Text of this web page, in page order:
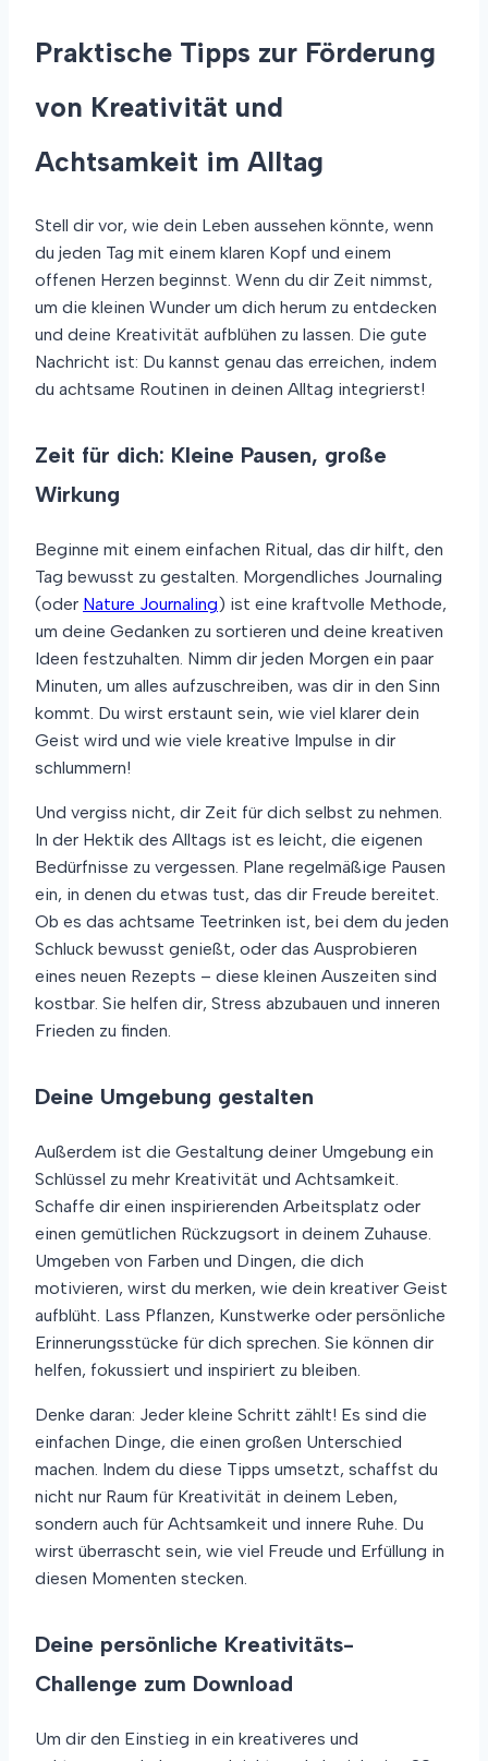
Praktische Tipps zur Förderung
von Kreativität und
Achtsamkeit im Alltag
Stell dir vor, wie dein Leben aussehen könnte, wenn
du jeden Tag mit einem klaren Kopf und einem
offenen Herzen beginnst. Wenn du dir Zeit nimmst,
um die kleinen Wunder um dich herum zu entdecken
und deine Kreativität aufblühen zu lassen. Die gute
Nachricht ist: Du kannst genau das erreichen, indem
du achtsame Routinen in deinen Alltag integrierst!
Zeit für dich: Kleine Pausen, große
Wirkung
Beginne mit einem einfachen Ritual, das dir hilft, den
Tag bewusst zu gestalten. Morgendliches Journaling
(oder Nature Journaling) ist eine kraftvolle Methode,
um deine Gedanken zu sortieren und deine kreativen
Ideen festzuhalten. Nimm dir jeden Morgen ein paar
Minuten, um alles aufzuschreiben, was dir in den Sinn
kommt. Du wirst erstaunt sein, wie viel klarer dein
Geist wird und wie viele kreative Impulse in dir
schlummern!
Und vergiss nicht, dir Zeit für dich selbst zu nehmen.
In der Hektik des Alltags ist es leicht, die eigenen
Bedürfnisse zu vergessen. Plane regelmäßige Pausen
ein, in denen du etwas tust, das dir Freude bereitet.
Ob es das achtsame Teetrinken ist, bei dem du jeden
Schluck bewusst genießt, oder das Ausprobieren
eines neuen Rezepts – diese kleinen Auszeiten sind
kostbar. Sie helfen dir, Stress abzubauen und inneren
Frieden zu finden.
Deine Umgebung gestalten
Außerdem ist die Gestaltung deiner Umgebung ein
Schlüssel zu mehr Kreativität und Achtsamkeit.
Schaffe dir einen inspirierenden Arbeitsplatz oder
einen gemütlichen Rückzugsort in deinem Zuhause.
Umgeben von Farben und Dingen, die dich
motivieren, wirst du merken, wie dein kreativer Geist
aufblüht. Lass Pflanzen, Kunstwerke oder persönliche
Erinnerungsstücke für dich sprechen. Sie können dir
helfen, fokussiert und inspiriert zu bleiben.
Denke daran: Jeder kleine Schritt zählt! Es sind die
einfachen Dinge, die einen großen Unterschied
machen. Indem du diese Tipps umsetzt, schaffst du
nicht nur Raum für Kreativität in deinem Leben,
sondern auch für Achtsamkeit und innere Ruhe. Du
wirst überrascht sein, wie viel Freude und Erfüllung in
diesen Momenten stecken.
Deine persönliche Kreativitäts-
Challenge zum Download
Um dir den Einstieg in ein kreativeres und